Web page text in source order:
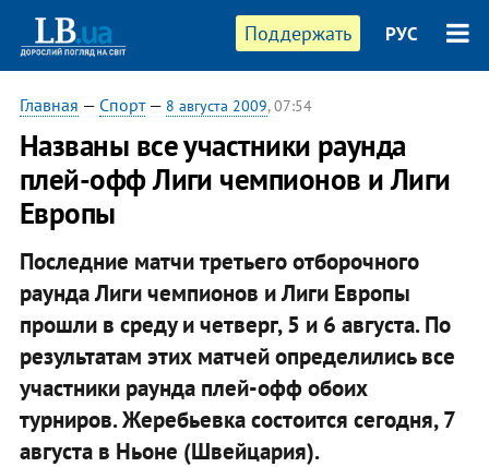
Поддержать РУС
Главная — Спорт— 8 августа 2009, 07:54
Названы все участники раунда
плей-офф Лиги чемпионов и Лиги
Европы
Последние матчи третьего отборочного
раунда Лиги чемпионов и Лиги Европы
прошли в среду и четверг, 5 и 6 августа. По
результатам этих матчей определились все
участники раунда плей-офф обоих
турниров. Жеребьевка состоится сегодня, 7
августа в Ньоне (Швейцария).